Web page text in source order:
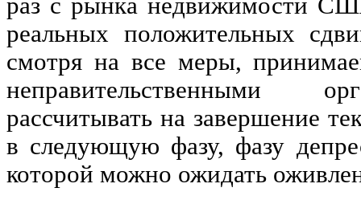
реальных положительных
смотря на все меры,
неправительственными
рассчитывать на завершение
в следующую фазу, фазу
которой можно ожидать